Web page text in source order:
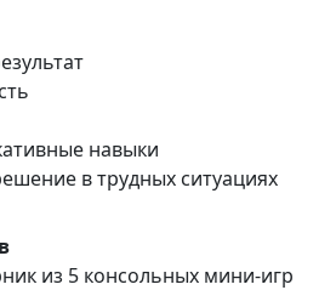
навыки
в трудных ситуациях
из 5 консольных мини-игр